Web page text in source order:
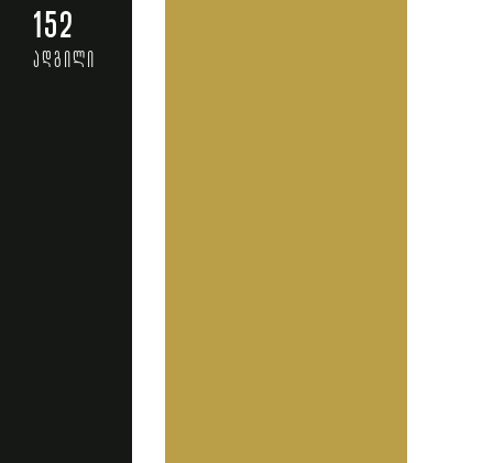
152
ადგილი